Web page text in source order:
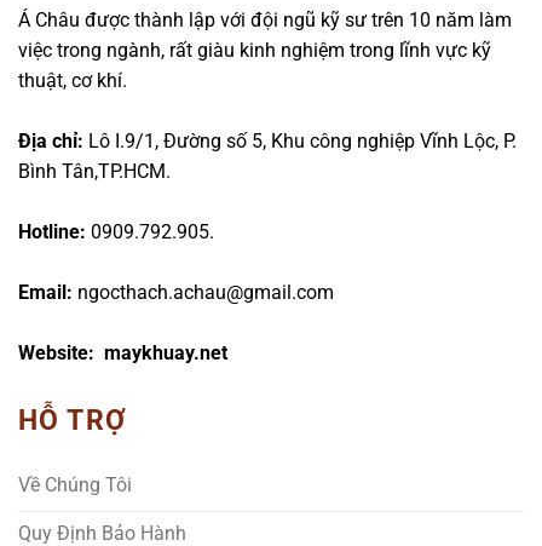
Á Châu được thành lập với đội ngũ kỹ sư trên 10 năm làm
việc trong ngành, rất giàu kinh nghiệm trong lĩnh vực kỹ
thuật, cơ khí.
Địa chỉ: Lô I.9/1, Đường số 5, Khu công nghiệp Vĩnh Lộc, P.
Bình Tân,TP.HCM.
Hotline: 0909.792.905.
Email: ngocthach.achau@gmail.com
Website: maykhuay.net
HỖ TRỢ
Về Chúng Tôi
Quy Định Bảo Hành